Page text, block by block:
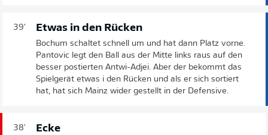
39' Etwas in den Rücken
Bochum schaltet schnell um und hat dann Platz vorne.
Pantovic legt den Ball aus der Mitte links raus auf den
besser postierten Antwi-Adjei. Aber der bekommt das
Spielgerät etwas i den Rücken und als er sich sortiert
hat, hat sich Mainz wider gestellt in der Defensive.
38' Ecke